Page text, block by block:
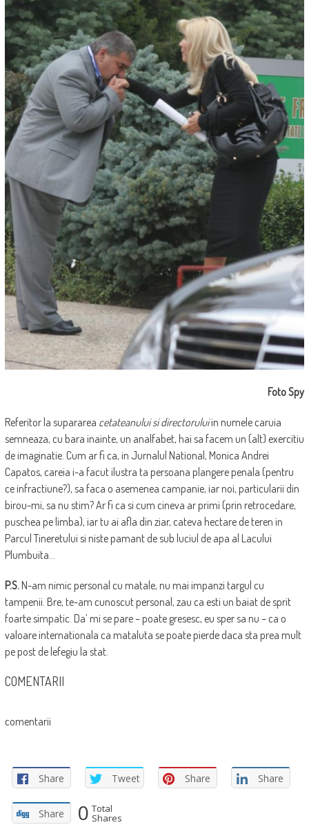
Foto Spy
Referitor la supararea cetateanului si directoruluiin numele caruia
semneaza, cu bara inainte, un analfabet, hai sa facem un (alt) exercitiu
de imaginatie. Cum ar fi ca, in Jurnalul National, Monica Andrei
Capatos, careia i-a facut ilustra ta persoana plangere penala (pentru
ce infractiune?), sa faca o asemenea campanie, iar noi, particularii din
birou-mi, sa nu stim? Ar fi ca si cum cineva ar primi (prin retrocedare,
puschea pe limba), iar tu ai afla din ziar, cateva hectare de teren in
Parcul Tineretului si niste pamant de sub luciul de apa al Lacului
Plumbuita…
P.S.N-am nimic personal cu matale, nu mai impanzi targul cu
tampenii. Bre, te-am cunoscut personal, zau ca esti un baiat de sprit
foarte simpatic. Da’ mi se pare – poate gresesc, eu sper sa nu – ca o
valoare internationala ca mataluta se poate pierde daca sta prea mult
pe post de lefegiu la stat.
COMENTARII
comentarii
Share Tweet Share Share
Share 0 Total
Shares